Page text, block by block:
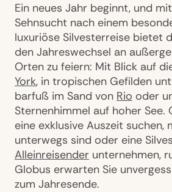
Ein neues Jahr beginnt, und
Sehnsucht nach einem
luxuriöse Silvesterreise bietet
den Jahreswechsel an
Orten zu feiern: Mit Blick auf
York, in tropischen Gefilden
barfuß im Sand von Rio oder
Sternenhimmel auf hoher See.
eine exklusive Auszeit suchen,
unterwegs sind oder eine
Alleinreisender unternehmen,
Globus erwarten Sie
zum Jahresende.